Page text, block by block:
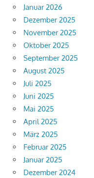
Januar 2026
Dezember 2025
November 2025
Oktober 2025
September 2025
August 2025
Juli 2025
Juni 2025
Mai 2025
April 2025
März 2025
Februar 2025
Januar 2025
Dezember 2024